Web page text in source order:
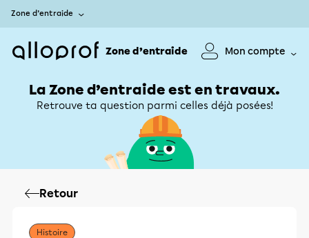
Zone d’entraide
Zone d’entraide Mon compte
La Zone d’entraide est en travaux.
Retrouve ta question parmi celles déjà posées!
Retour
Histoire